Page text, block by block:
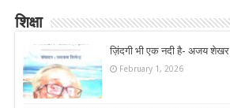
शिक्षा
ज़िंदगी भी एक नदी है- अजय शेखर
February 1, 2026